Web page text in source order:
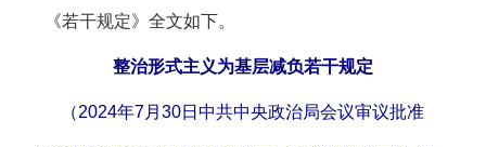
《若干规定》全文如下。
整治形式主义为基层减负若干规定
（2024年7月30日中共中央政治局会议审议批准